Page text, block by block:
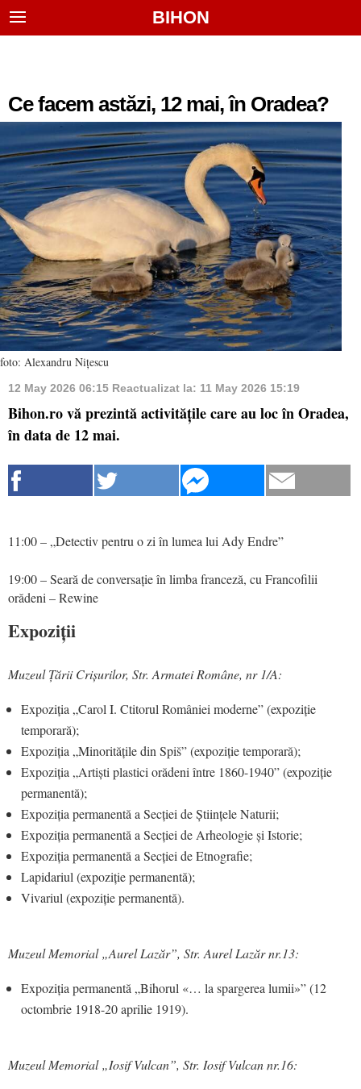
BIHON
Ce facem astăzi, 12 mai, în Oradea?
foto: Alexandru Nițescu
12 May 2026 06:15 Reactualizat la: 11 May 2026 15:19
Bihon.ro vă prezintă activitățile care au loc în Oradea,
în data de 12 mai.
11:00 – „Detectiv pentru o zi în lumea lui Ady Endre”
19:00 – Seară de conversație în limba franceză, cu Francofilii
orădeni – Rewine
Expoziții
Muzeul Țării Crișurilor, Str. Armatei Române, nr 1/A:
Expoziția „Carol I. Ctitorul României moderne” (expoziție
temporară);
Expoziția „Minoritățile din Spiš” (expoziție temporară);
Expoziția „Artiști plastici orădeni între 1860-1940” (expoziție
permanentă);
Expoziția permanentă a Secției de Științele Naturii;
Expoziția permanentă a Secției de Arheologie și Istorie;
Expoziția permanentă a Secției de Etnografie;
Lapidariul (expoziție permanentă);
Vivariul (expoziție permanentă).
Muzeul Memorial „Aurel Lazăr”, Str. Aurel Lazăr nr.13:
Expoziția permanentă „Bihorul «… la spargerea lumii»” (12
octombrie 1918-20 aprilie 1919).
Muzeul Memorial „Iosif Vulcan”, Str. Iosif Vulcan nr.16: